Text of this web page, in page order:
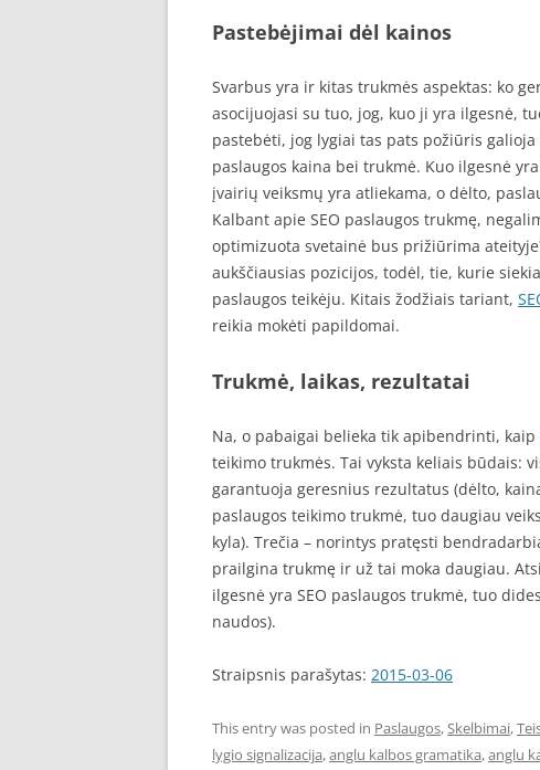
Pastebėjimai dėl kainos
Svarbus yra ir kitas trukmės aspektas: ko
asocijuojasi su tuo, jog, kuo ji yra ilgesnė,
pastebėti, jog lygiai tas pats požiūris
paslaugos kaina bei trukmė. Kuo ilgesnė
įvairių veiksmų yra atliekama, o dėlto,
Kalbant apie SEO paslaugos trukmę,
optimizuota svetainė bus prižiūrima
aukščiausias pozicijos, todėl, tie, kurie
paslaugos teikėju. Kitais žodžiais tariant,
reikia mokėti papildomai.
Trukmė, laikas, rezultatai
Na, o pabaigai belieka tik apibendrinti, kaip
teikimo trukmės. Tai vyksta keliais būdais:
garantuoja geresnius rezultatus (dėlto,
paslaugos teikimo trukmė, tuo daugiau
kyla). Trečia – norintys pratęsti
prailgina trukmę ir už tai moka daugiau.
ilgesnė yra SEO paslaugos trukmė, tuo
naudos).
Straipsnis parašytas: 2015-03-06
This entry was posted in Paslaugos,Skelbimai,
lygio signalizacija,anglu kalbos gramatika,anglu